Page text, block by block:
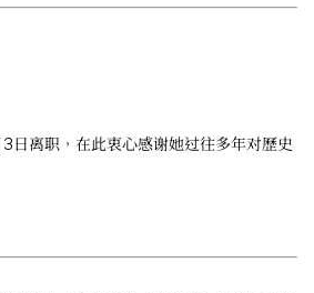
日离职，在此衷心感谢她过往多年对歷史